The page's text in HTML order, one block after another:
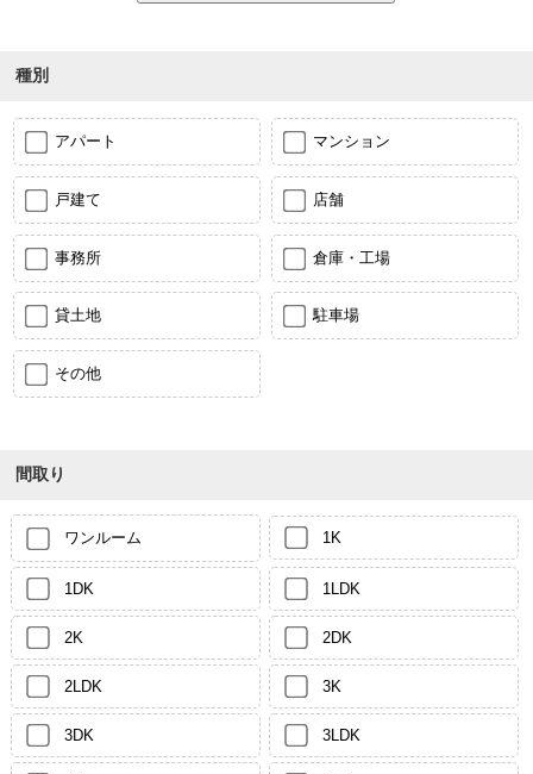
種別
アパート マンション
戸建て 店舗
事務所 倉庫・工場
貸土地 駐車場
その他
間取り
ワンルーム 1K
1DK 1LDK
2K 2DK
2LDK 3K
3DK 3LDK